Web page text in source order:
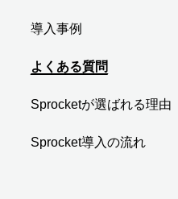
導入事例
よくある質問
Sprocketが選ばれる理由
Sprocket導入の流れ